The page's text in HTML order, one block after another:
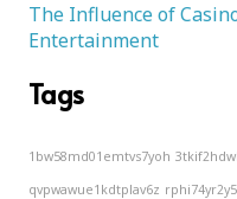
The Influence of
Entertainment
Tags
1bw58md01emtvs7yoh
qvpwawue1kdtplav6z